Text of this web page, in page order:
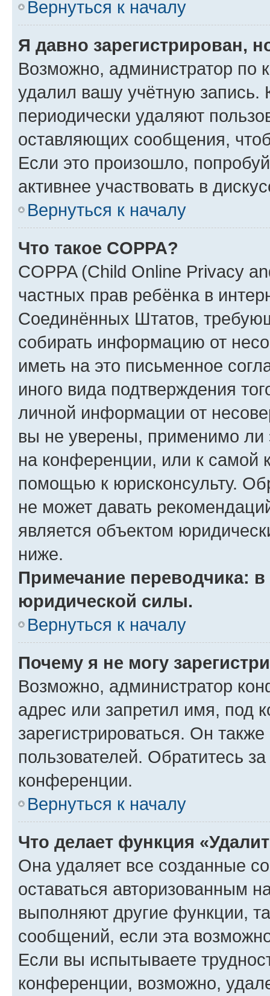
Вернуться к началу
Я давно зарегистрирован,
Возможно, администратор по
удалил вашу учётную запись.
периодически удаляют
оставляющих сообщения,
Если это произошло,
активнее участвовать в
Вернуться к началу
Что такое COPPA?
COPPA (Child Online Privacy
частных прав ребёнка в
Соединённых Штатов,
собирать информацию от
иметь на это письменное
иного вида подтверждения
личной информации от
вы не уверены, применимо ли
на конференции, или к самой
помощью к юрисконсульту.
не может давать
является объектом
ниже.
Примечание переводчика:
юридической силы.
Вернуться к началу
Почему я не могу
Возможно, администратор
адрес или запретил имя, под
зарегистрироваться. Он
пользователей. Обратитесь
конференции.
Вернуться к началу
Что делает функция
Она удаляет все созданные
оставаться авторизованным
выполняют другие функции,
сообщений, если эта
Если вы испытываете
конференции, возможно,